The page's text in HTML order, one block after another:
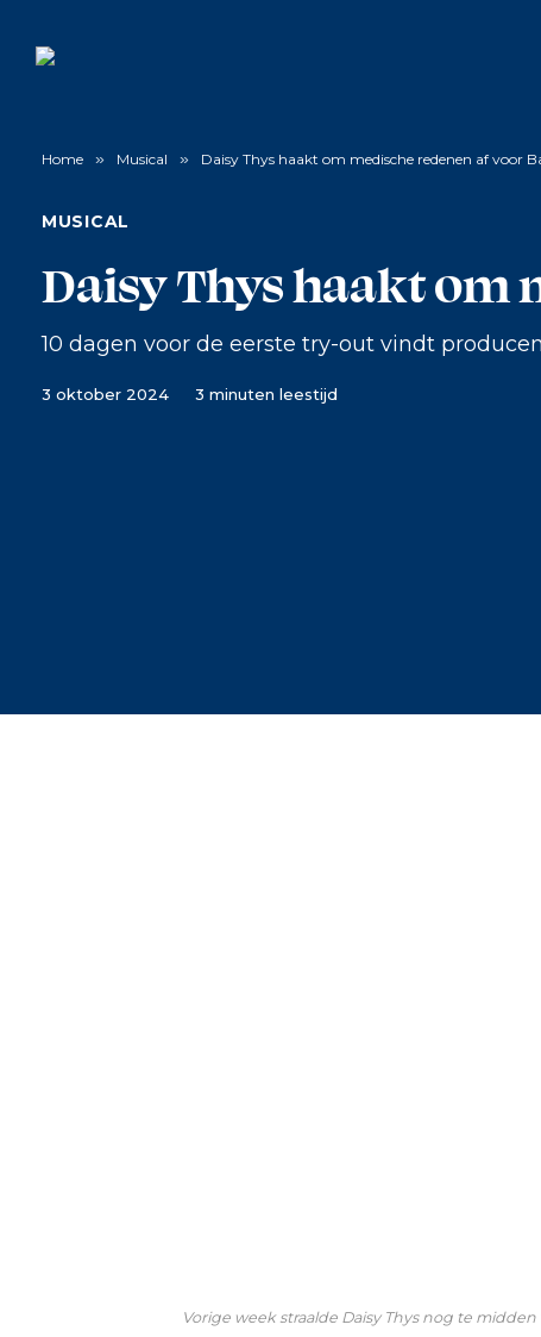
Home » Musical » Daisy Thys haakt om medische redenen af voor
MUSICAL
Daisy Thys haakt om
10 dagen voor de eerste try-out vindt
3 oktober 2024 3 minuten leestijd
Vorige week straalde Daisy Thys nog te